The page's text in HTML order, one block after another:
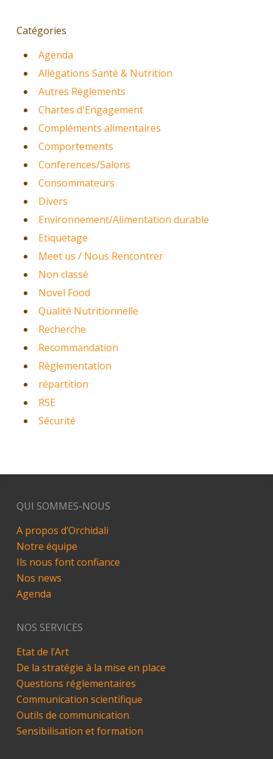
Catégories
Agenda
Allégations Santé & Nutrition
Autres Règlements
Chartes d'Engagement
Compléments alimentaires
Comportements
Conferences/Salons
Consommateurs
Divers
Environnement/Alimentation durable
Etiquetage
Meet us / Nous Rencontrer
Non classé
Novel Food
Qualité Nutritionnelle
Recherche
Recommandation
Règlementation
répartition
RSE
Sécurité
QUI SOMMES-NOUS
A propos d’Orchidali
Notre équipe
Ils nous font confiance
Nos news
Agenda
NOS SERVICES
Etat de l’Art
De la stratégie à la mise en place
Questions réglementaires
Communication scientifique
Outils de communication
Sensibilisation et formation